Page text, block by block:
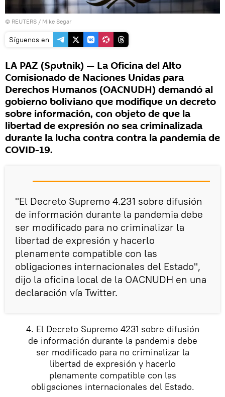
© REUTERS / Mike Segar
Síguenos en
LA PAZ (Sputnik) — La Oficina del Alto
Comisionado de Naciones Unidas para
Derechos Humanos (OACNUDH) demandó al
gobierno boliviano que modifique un decreto
sobre información, con objeto de que la
libertad de expresión no sea criminalizada
durante la lucha contra contra la pandemia de
COVID-19.
"El Decreto Supremo 4.231 sobre difusión
de información durante la pandemia debe
ser modificado para no criminalizar la
libertad de expresión y hacerlo
plenamente compatible con las
obligaciones internacionales del Estado",
dijo la oficina local de la OACNUDH en una
declaración vía Twitter.
4. El Decreto Supremo 4231 sobre difusión
de información durante la pandemia debe
ser modificado para no criminalizar la
libertad de expresión y hacerlo
plenamente compatible con las
obligaciones internacionales del Estado.